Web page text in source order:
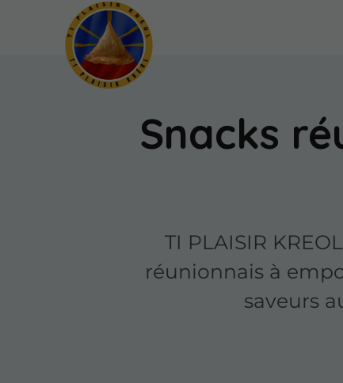
Snacks
TI PLAISIR
réunionnais à
saveurs